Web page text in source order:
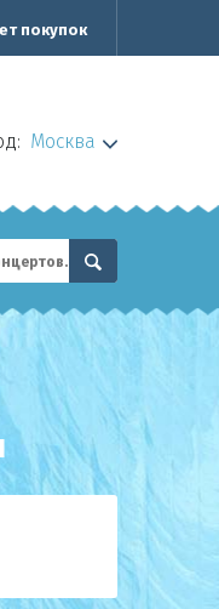
покупок
Москва